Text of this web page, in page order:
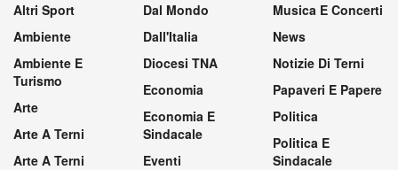
Altri Sport
Ambiente
Ambiente E
Turismo
Arte
Arte A Terni
Arte A Terni
Dal Mondo
Dall'Italia
Diocesi TNA
Economia
Economia E
Sindacale
Eventi
Musica E Concerti
News
Notizie Di Terni
Papaveri E Papere
Politica
Politica E
Sindacale